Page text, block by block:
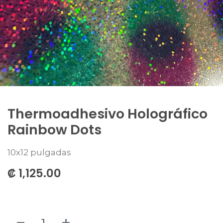
Thermoadhesivo Holográfico
Rainbow Dots
10x12 pulgadas
₡ 1,125.00